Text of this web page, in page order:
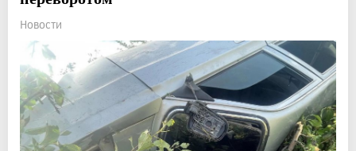
Новости